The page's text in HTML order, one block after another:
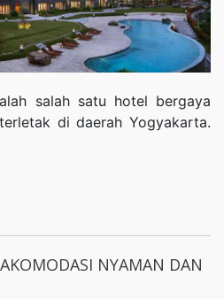
salah satu hotel bergaya
di daerah Yogyakarta.
NYAMAN DAN